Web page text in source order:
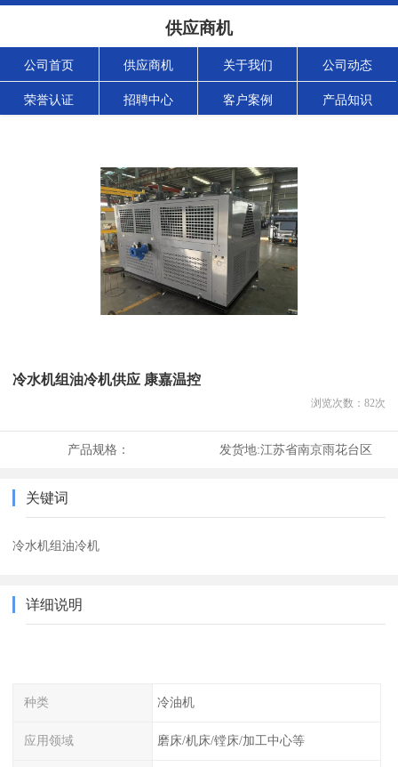
供应商机
公司首页 供应商机 关于我们 公司动态
荣誉认证 招聘中心 客户案例 产品知识
冷水机组油冷机供应 康嘉温控
浏览次数： 82次
产品规格： 发货地:江苏省南京雨花台区
关键词
冷水机组油冷机
详细说明
种类 冷油机
应用领域 磨床/机床/镗床/加工中心等